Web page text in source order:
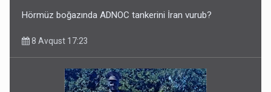
Hörmüz boğazında ADNOC tankerini İran vurub?
8 Avqust 17:23